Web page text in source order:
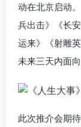
动在北京启动
兵出击》《长
运来》《射雕
未来三天内面
此次推介会期